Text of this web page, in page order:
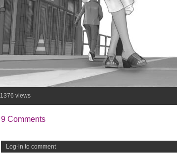
1376 views
9 Comments
Log-in to comment